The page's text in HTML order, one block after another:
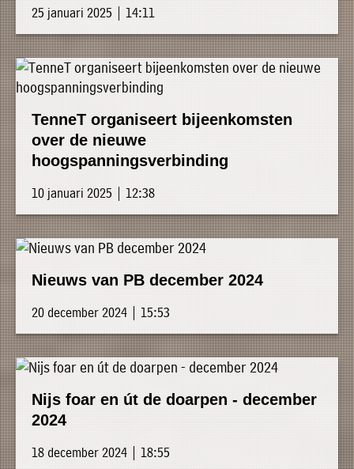
25 januari 2025 | 14:11
TenneT organiseert bijeenkomsten
over de nieuwe
hoogspanningsverbinding
10 januari 2025 | 12:38
Nieuws van PB december 2024
20 december 2024 | 15:53
Nijs foar en út de doarpen - december
2024
18 december 2024 | 18:55